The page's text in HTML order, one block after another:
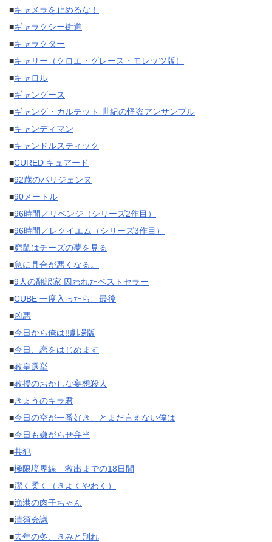
■キャメラを止めるな！
■ギャラクシー街道
■キャラクター
■キャリー（クロエ・グレース・モレッツ版）
■キャロル
■ギャングース
■ギャング・カルテット 世紀の怪盗アンサンブル
■キャンディマン
■キャンドルスティック
■CURED キュアード
■92歳のパリジェンヌ
■90メートル
■96時間／リベンジ（シリーズ2作目）
■96時間／レクイエム（シリーズ3作目）
■窮鼠はチーズの夢を見る
■急に具合が悪くなる。
■9人の翻訳家 囚われたベストセラー
■CUBE 一度入ったら、最後
■凶悪
■今日から俺は!!劇場版
■今日、恋をはじめます
■教皇選挙
■教授のおかしな妄想殺人
■きょうのキラ君
■今日の空が一番好き、とまだ言えない僕は
■今日も嫌がらせ弁当
■共犯
■極限境界線 救出までの18日間
■潔く柔く（きよくやわく）
■漁港の肉子ちゃん
■清須会議
■去年の冬、きみと別れ